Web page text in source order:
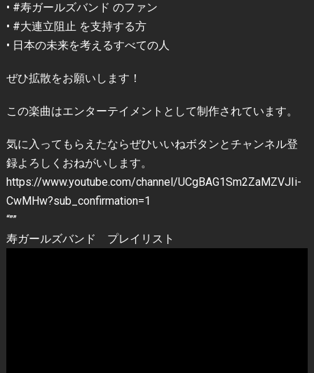
• #寿ガールズバンド のファン
• #大連立阻止 を支持する方
• 日本の未来を考えるすべての人
ぜひ拡散をお願いします！
この楽曲はエンターテイメントとして制作されています。
気に入ってもらえたならぜひいいねボタンとチャンネル登
録よろしくおねがいします。
https://www.youtube.com/channel/UCgBAG1Sm2ZaMZVJIi-
CwMHw?sub_confirmation=1
“””
寿ガールズバンド プレイリスト